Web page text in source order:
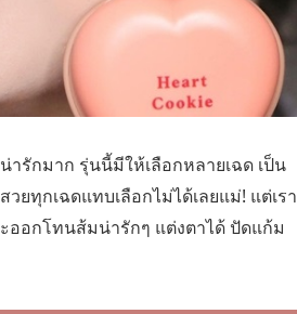
รักมาก รุ่นนี้มีให้เลือกหลายเฉด เป็น
ยทุกเฉดแทบเลือกไม่ได้เลยแม่! แต่เรา
ออกโทนส้มน่ารักๆ แต่งตาได้ ปัดแก้ม